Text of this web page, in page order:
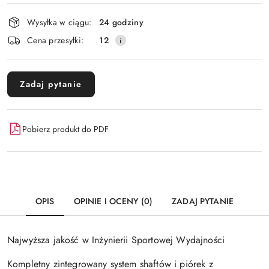
Wyślij
Dostępność
i
dostawa
Wysyłka w ciągu:
24 godziny
Cena przesyłki:
12
Zadaj pytanie
Pobierz produkt do PDF
OPIS OPINIE I OCENY (0) ZADAJ PYTANIE
Najwyższa jakość w Inżynierii Sportowej Wydajności
Kompletny zintegrowany system shaftów i piórek z